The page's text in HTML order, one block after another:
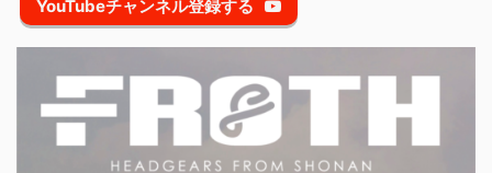
YouTubeチャンネル登録する